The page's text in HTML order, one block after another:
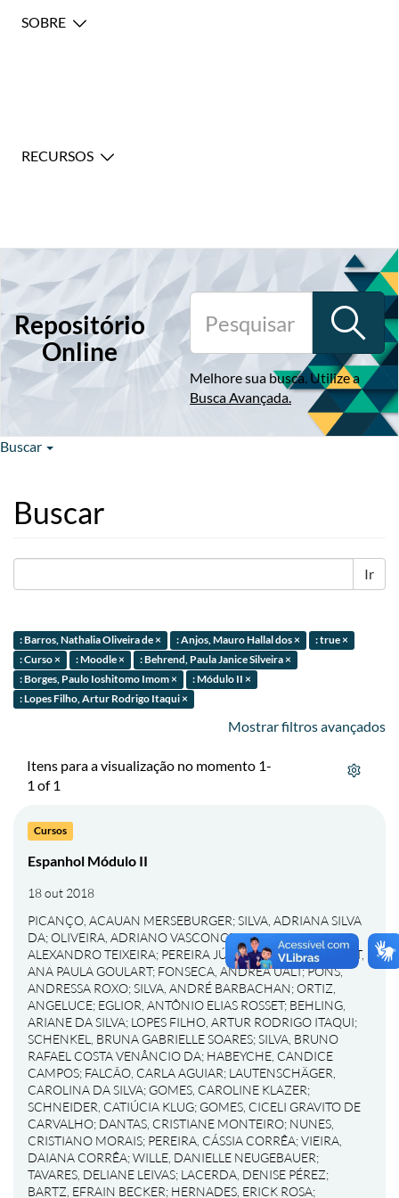
SOBRE
RECURSOS
Repositório
Online
Melhore sua busca. Utilize a
Busca Avançada.
Buscar
Buscar
Ir
: Barros, Nathalia Oliveira de × : Anjos, Mauro Hallal dos ×
: true ×
: Curso ×
: Moodle ×
: Behrend, Paula Janice Silveira ×
: Borges, Paulo Ioshitomo Imom ×
: Módulo II ×
: Lopes Filho, Artur Rodrigo Itaqui ×
Mostrar filtros avançados
Itens para a visualização no momento 1-
1 of 1
Cursos
Espanhol Módulo II
18 out 2018
PICANÇO, ACAUAN MERSEBURGER;SILVA, ADRIANA SILVA
DA;OLIVEIRA, ADRIANO VASCONCELOS DE;GOMES,
ALEXANDRO TEIXEIRA; PEREIRA JÚNIOR, ALÉRCIO; BONAT,
ANA PAULA GOULART; FONSECA, ANDREA UALT;PONS,
ANDRESSA ROXO;SILVA, ANDRÉ BARBACHAN;ORTIZ,
ANGELUCE; EGLIOR, ANTÔNIO ELIAS ROSSET; BEHLING,
ARIANE DA SILVA; LOPES FILHO, ARTUR RODRIGO ITAQUI;
SCHENKEL, BRUNA GABRIELLE SOARES;SILVA, BRUNO
RAFAEL COSTA VENÂNCIO DA; HABEYCHE, CANDICE
CAMPOS; FALCÃO, CARLA AGUIAR; LAUTENSCHÄGER,
CAROLINA DA SILVA; GOMES, CAROLINE KLAZER;
SCHNEIDER, CATIÚCIA KLUG; GOMES, CICELI GRAVITO DE
CARVALHO; DANTAS, CRISTIANE MONTEIRO; NUNES,
CRISTIANO MORAIS; PEREIRA, CÁSSIA CORRÊA;VIEIRA,
DAIANA CORRÊA;WILLE, DANIELLE NEUGEBAUER;
TAVARES, DELIANE LEIVAS; LACERDA, DENISE PÉREZ;
BARTZ, EFRAIN BECKER; HERNADES, ERICK ROSA;